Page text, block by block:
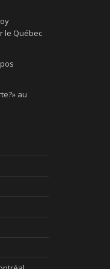
le Québec
au